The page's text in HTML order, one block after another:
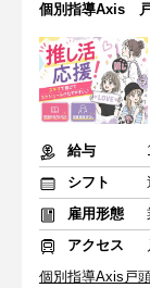
個別指導Axis
給与
シフト
雇用形態
アクセス
個別指導Axis戸